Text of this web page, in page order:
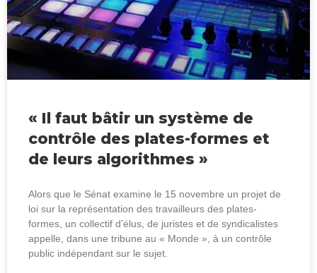
« Il faut bâtir un système de
contrôle des plates-formes et
de leurs algorithmes »
Alors que le Sénat examine le 15 novembre un projet de
loi sur la représentation des travailleurs des plates-
formes, un collectif d’élus, de juristes et de syndicalistes
appelle, dans une tribune au « Monde », à un contrôle
public indépendant sur le sujet.